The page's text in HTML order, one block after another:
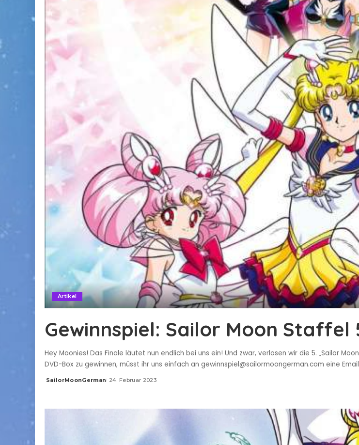
Artikel
Gewinnspiel: Sailor Moon Staffel
Hey Moonies! Das Finale läutet nun endlich bei uns ein! Und zwar, verlosen wir die 5. „Sailor
DVD-Box zu gewinnen, müsst ihr uns einfach an gewinnspiel@sailormoongerman.com eine
Posted
SailorMoonGerman 24. Februar 2023